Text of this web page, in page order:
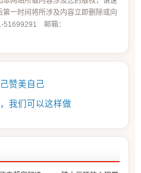
一时间将所涉及内容立即删除或向
51699291 邮箱：
赞美自己
我们可以这样做